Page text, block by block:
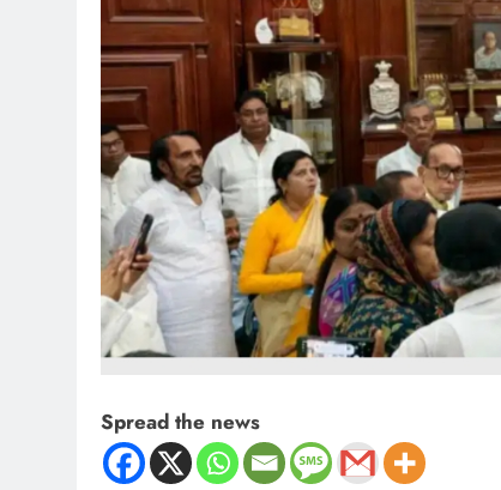
Spread the news